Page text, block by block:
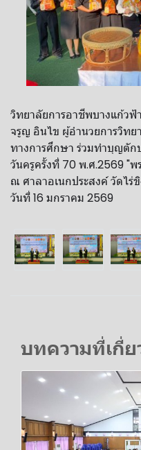
วิทยาลัยการอาชีพบางแก้ว
จรูญ อินไข ผู้อำนวยการวิท
ทางการศึกษา ร่วมทำบุญตักบ
วันครูครั้งที่ 70 พ.ศ.2569 "
ณ ศาลาอเนกประสงค์ วัดไร่
วันที่ 16 มกราคม 2569
บทความที่เกี่ย